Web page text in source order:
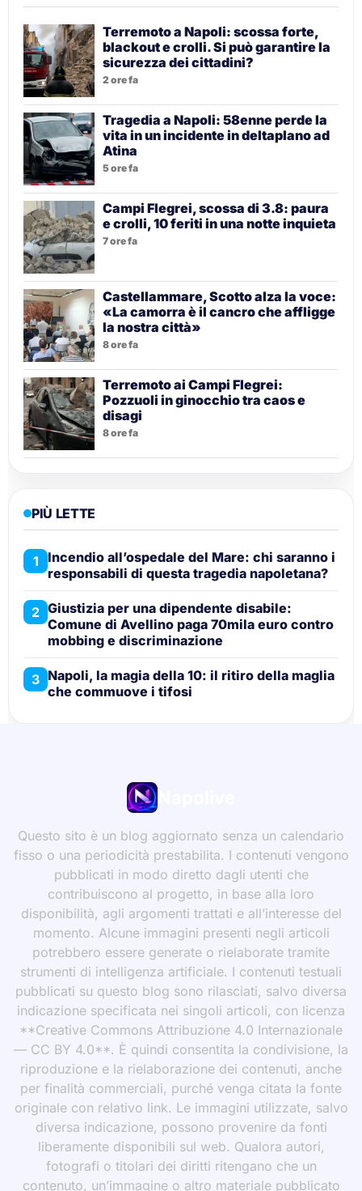
Terremoto a Napoli: scossa forte,
blackout e crolli. Si può garantire la
sicurezza dei cittadini?
2 ore fa
Tragedia a Napoli: 58enne perde la
vita in un incidente in deltaplano ad
Atina
5 ore fa
Campi Flegrei, scossa di 3.8: paura
e crolli, 10 feriti in una notte inquieta
7 ore fa
Castellammare, Scotto alza la voce:
«La camorra è il cancro che affligge
la nostra città»
8 ore fa
Terremoto ai Campi Flegrei:
Pozzuoli in ginocchio tra caos e
disagi
8 ore fa
PIÙ LETTE
1
Incendio all’ospedale del Mare: chi saranno i
responsabili di questa tragedia napoletana?
2 Giustizia per una dipendente disabile:
Comune di Avellino paga 70mila euro contro
mobbing e discriminazione
3 Napoli, la magia della 10: il ritiro della maglia
che commuove i tifosi
Questo sito è un blog aggiornato senza un calendario
fisso o una periodicità prestabilita. I contenuti vengono
pubblicati in modo diretto dagli utenti che
contribuiscono al progetto, in base alla loro
disponibilità, agli argomenti trattati e all’interesse del
momento. Alcune immagini presenti negli articoli
potrebbero essere generate o rielaborate tramite
strumenti di intelligenza artificiale. I contenuti testuali
pubblicati su questo blog sono rilasciati, salvo diversa
indicazione specificata nei singoli articoli, con licenza
**Creative Commons Attribuzione 4.0 Internazionale
— CC BY 4.0**. È quindi consentita la condivisione, la
riproduzione e la rielaborazione dei contenuti, anche
per finalità commerciali, purché venga citata la fonte
originale con relativo link. Le immagini utilizzate, salvo
diversa indicazione, possono provenire da fonti
liberamente disponibili sul web. Qualora autori,
fotografi o titolari dei diritti ritengano che un
contenuto, un’immagine o altro materiale pubblicato